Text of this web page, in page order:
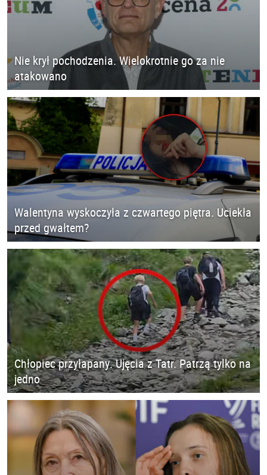
Nie krył pochodzenia. Wielokrotnie go za nie
atakowano
Walentyna wyskoczyła z czwartego piętra. Uciekła
przed gwałtem?
Chłopiec przyłapany. Ujęcia z Tatr. Patrzą tylko na
jedno